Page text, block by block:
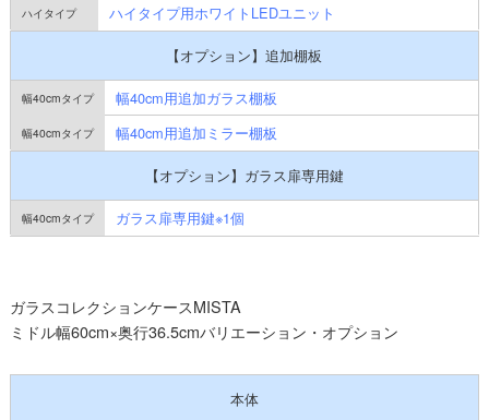
ハイタイプ用ホワイトLEDユニット
【オプション】追加棚板
幅40cm用追加ガラス棚板
幅40cm用追加ミラー棚板
【オプション】ガラス扉専用鍵
ガラス扉専用鍵※1個
ガラスコレクションケースMISTA
ミドル幅60cm×奥行36.5cmバリエーション・オプション
本体